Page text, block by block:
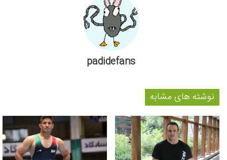
padidefans
نوشته های مشابه